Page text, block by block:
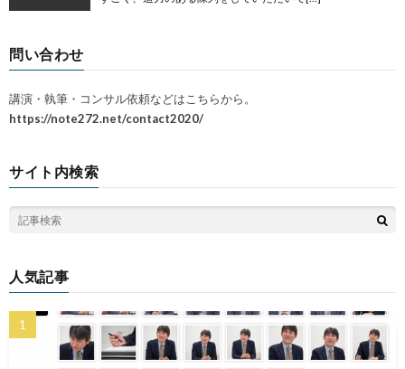
問い合わせ
講演・執筆・コンサル依頼などはこちらから。
https://note272.net/contact2020/
サイト内検索
人気記事